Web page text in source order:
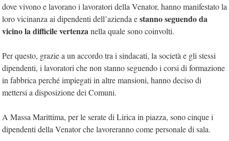
dove vivono e lavorano i lavoratori della Venator, hanno manifestato la
loro vicinanza ai dipendenti dell’azienda estanno seguendo da
vicino la difficile vertenzanella quale sono coinvolti.
Per questo, grazie a un accordo tra i sindacati, la società e gli stessi
dipendenti, i lavoratori che non stanno seguendo i corsi di formazione
in fabbrica perché impiegati in altre mansioni, hanno deciso di
mettersi a disposizione dei Comuni.
A Massa Marittima, per le serate di Lirica in piazza, sono cinque i
dipendenti della Venator che lavoreranno come personale di sala.